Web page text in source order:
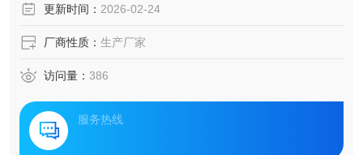
体到高强度固体样品的流动和变形特性。
更新时间： 2026-02-24
厂商性质： 生产厂家
访问量： 386
服务热线